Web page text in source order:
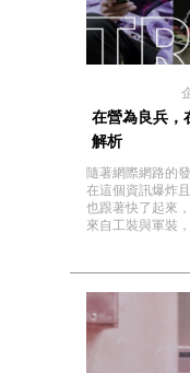
在營為良兵，
解析
隨著網際網路的
在這個資訊爆炸
也跟著快了起來
來自工裝與軍裝